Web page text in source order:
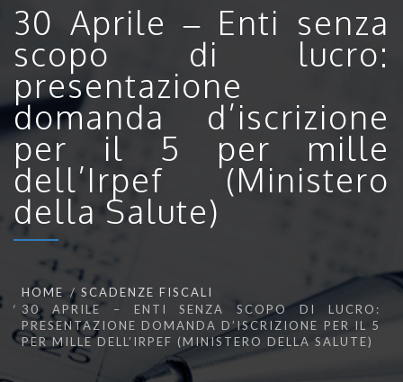
30 Aprile – Enti senza
scopo di lucro:
presentazione
domanda d’iscrizione
per il 5 per mille
dell’Irpef (Ministero
della Salute)
HOME
SCADENZE FISCALI
30 APRILE – ENTI SENZA SCOPO DI LUCRO:
PRESENTAZIONE DOMANDA D’ISCRIZIONE PER IL 5
PER MILLE DELL’IRPEF (MINISTERO DELLA SALUTE)